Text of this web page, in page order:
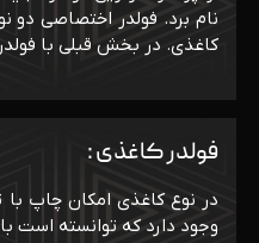
نام برد. فولدر اختصاصی دو
کاغذی. در بخش قبلی با
فولدر کاغذی :
در نوع کاغذی امکان چاپ
وجود دارد که توانسته است